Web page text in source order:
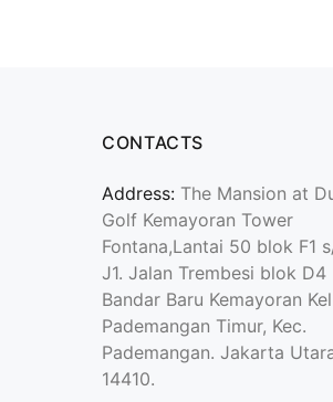
CONTACTS
Address: The Mansion at
Golf Kemayoran Tower
Fontana,Lantai 50 blok F1
J1. Jalan Trembesi blok D4
Bandar Baru Kemayoran
Pademangan Timur, Kec.
Pademangan. Jakarta
14410.